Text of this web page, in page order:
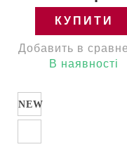
КУПИТИ
Добавить в
В наявності
NEW